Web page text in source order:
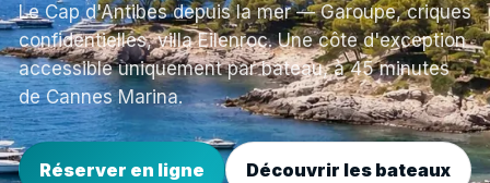
Le Cap d'Antibes depuis la mer — Garoupe, criques
confidentielles, villa Eilenroc. Une côte d'exception
accessible uniquement par bateau, à 45 minutes
de Cannes Marina.
Réserver en ligne Découvrir les bateaux